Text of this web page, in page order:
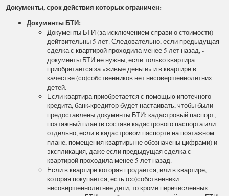
Документы, срок действия которых ограничен:
Документы БТИ:
Документы БТИ (за исключением справи о стоимости)
дейтвительны 5 лет. Следовательно, если предыдущая
сделка с квартирой проходила менее 5 лет назад, -
документы БТИ не нужны, если только квартира
приобретается за «живые деньги» и в квартире в
качестве (со)собственников нет несовершеннолетних
детей.
Если квартира приобретается с помощью ипотечного
кредита, банк-кредитор будет настаивать, чтобы были
предоставлены документы БТИ: кадастровый паспорт,
поэтажный план (в составе кадастрового паспорта или
отдельно, если в кадастровом паспорте на поэтажном
плане, помещения квартиры не обозначены цифрами) и
экспликация, даже если предыдущая сделка с
квартирой проходила менее 5 лет назад.
Если в квартире которая продается, или в квартире,
которая покупается, есть (со)собственники
несовершеннолетние дети, то кроме перечисленных